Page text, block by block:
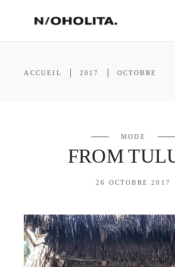
ACCUEIL 2017 OCTOBRE
MODE
FROM
26 OCTOBRE 2017